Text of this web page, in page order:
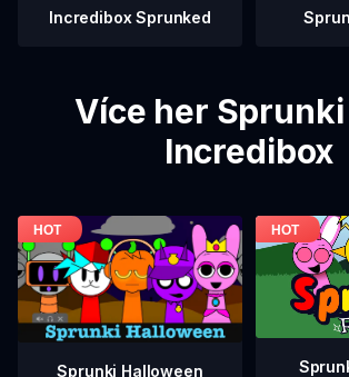
Incredibox Sprunked
Více her
Incredibox
Sprunki Halloween